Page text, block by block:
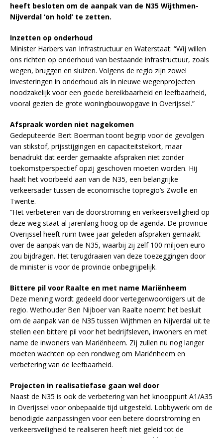
heeft besloten om de aanpak van de N35 Wijthmen-
Nijverdal ‘on hold’ te zetten.
Inzetten op onderhoud
Minister Harbers van Infrastructuur en Waterstaat: “Wij willen
ons richten op onderhoud van bestaande infrastructuur, zoals
wegen, bruggen en sluizen. Volgens de regio zijn zowel
investeringen in onderhoud als in nieuwe wegenprojecten
noodzakelijk voor een goede bereikbaarheid en leefbaarheid,
vooral gezien de grote woningbouwopgave in Overijssel.”
Afspraak worden niet nagekomen
Gedeputeerde Bert Boerman toont begrip voor de gevolgen
van stikstof, prijsstijgingen en capaciteitstekort, maar
benadrukt dat eerder gemaakte afspraken niet zonder
toekomstperspectief opzij geschoven moeten worden. Hij
haalt het voorbeeld aan van de N35, een belangrijke
verkeersader tussen de economische topregio’s Zwolle en
Twente.
“Het verbeteren van de doorstroming en verkeersveiligheid op
deze weg staat al jarenlang hoog op de agenda. De provincie
Overijssel heeft ruim twee jaar geleden afspraken gemaakt
over de aanpak van de N35, waarbij zij zelf 100 miljoen euro
zou bijdragen. Het terugdraaien van deze toezeggingen door
de minister is voor de provincie onbegrijpelijk.
Bittere pil voor Raalte en met name Mariënheem
Deze mening wordt gedeeld door vertegenwoordigers uit de
regio. Wethouder Ben Nijboer van Raalte noemt het besluit
om de aanpak van de N35 tussen Wijthmen en Nijverdal uit te
stellen een bittere pil voor het bedrijfsleven, inwoners en met
name de inwoners van Mariënheem. Zij zullen nu nog langer
moeten wachten op een rondweg om Mariënheem en
verbetering van de leefbaarheid.
Projecten in realisatiefase gaan wel door
Naast de N35 is ook de verbetering van het knooppunt A1/A35
in Overijssel voor onbepaalde tijd uitgesteld. Lobbywerk om de
benodigde aanpassingen voor een betere doorstroming en
verkeersveiligheid te realiseren heeft niet geleid tot de